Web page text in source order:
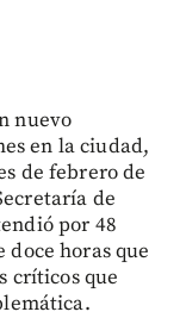
nuevo
en la ciudad,
de febrero de
de
por 48
horas que
críticos que